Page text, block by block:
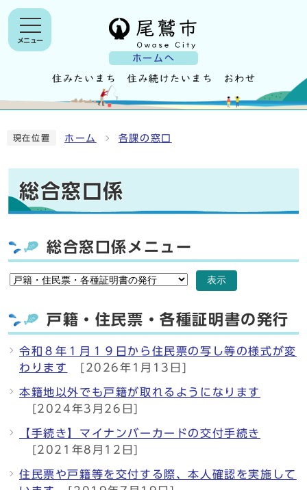
ホームへ
メニュー
現在位置 ホーム 各課の窓口
総合窓口係
総合窓口係メニュー
表示
戸籍・住民票・各種証明書の発行
令和８年１月１９日から住民票の写し等の様式が変
わります
[2026年1月13日]
本籍地以外でも戸籍が取れるようになります
[2024年3月26日]
【手続き】マイナンバーカードの交付手続き
[2021年8月12日]
住民票や戸籍等を交付する際、本人確認を実施して